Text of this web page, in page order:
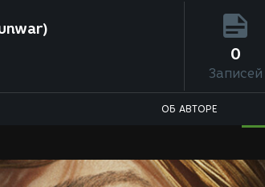
0
Записей
ОБ АВТОРЕ